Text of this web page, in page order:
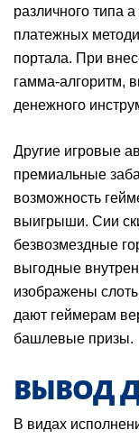
различного типа
платежных
портала. При
гамма-алгоритм,
денежного
Другие игровые
премиальные
возможность
выигрыши. Сии
безвозмездные
выгодные
изображены
дают геймерам
башлевые призы.
ВЫВОД
В видах